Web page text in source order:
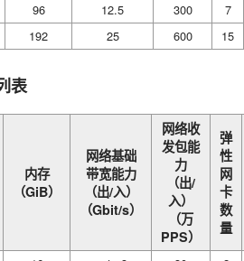
96 12.5 300
7
192 25 600 15
表
内存
（GiB）
网络基础
带宽能力
（出/入）
（Gbit/s）
网络收
发包能
力
（出/
入）
（万
PPS）
弹
性
网
卡
数
量